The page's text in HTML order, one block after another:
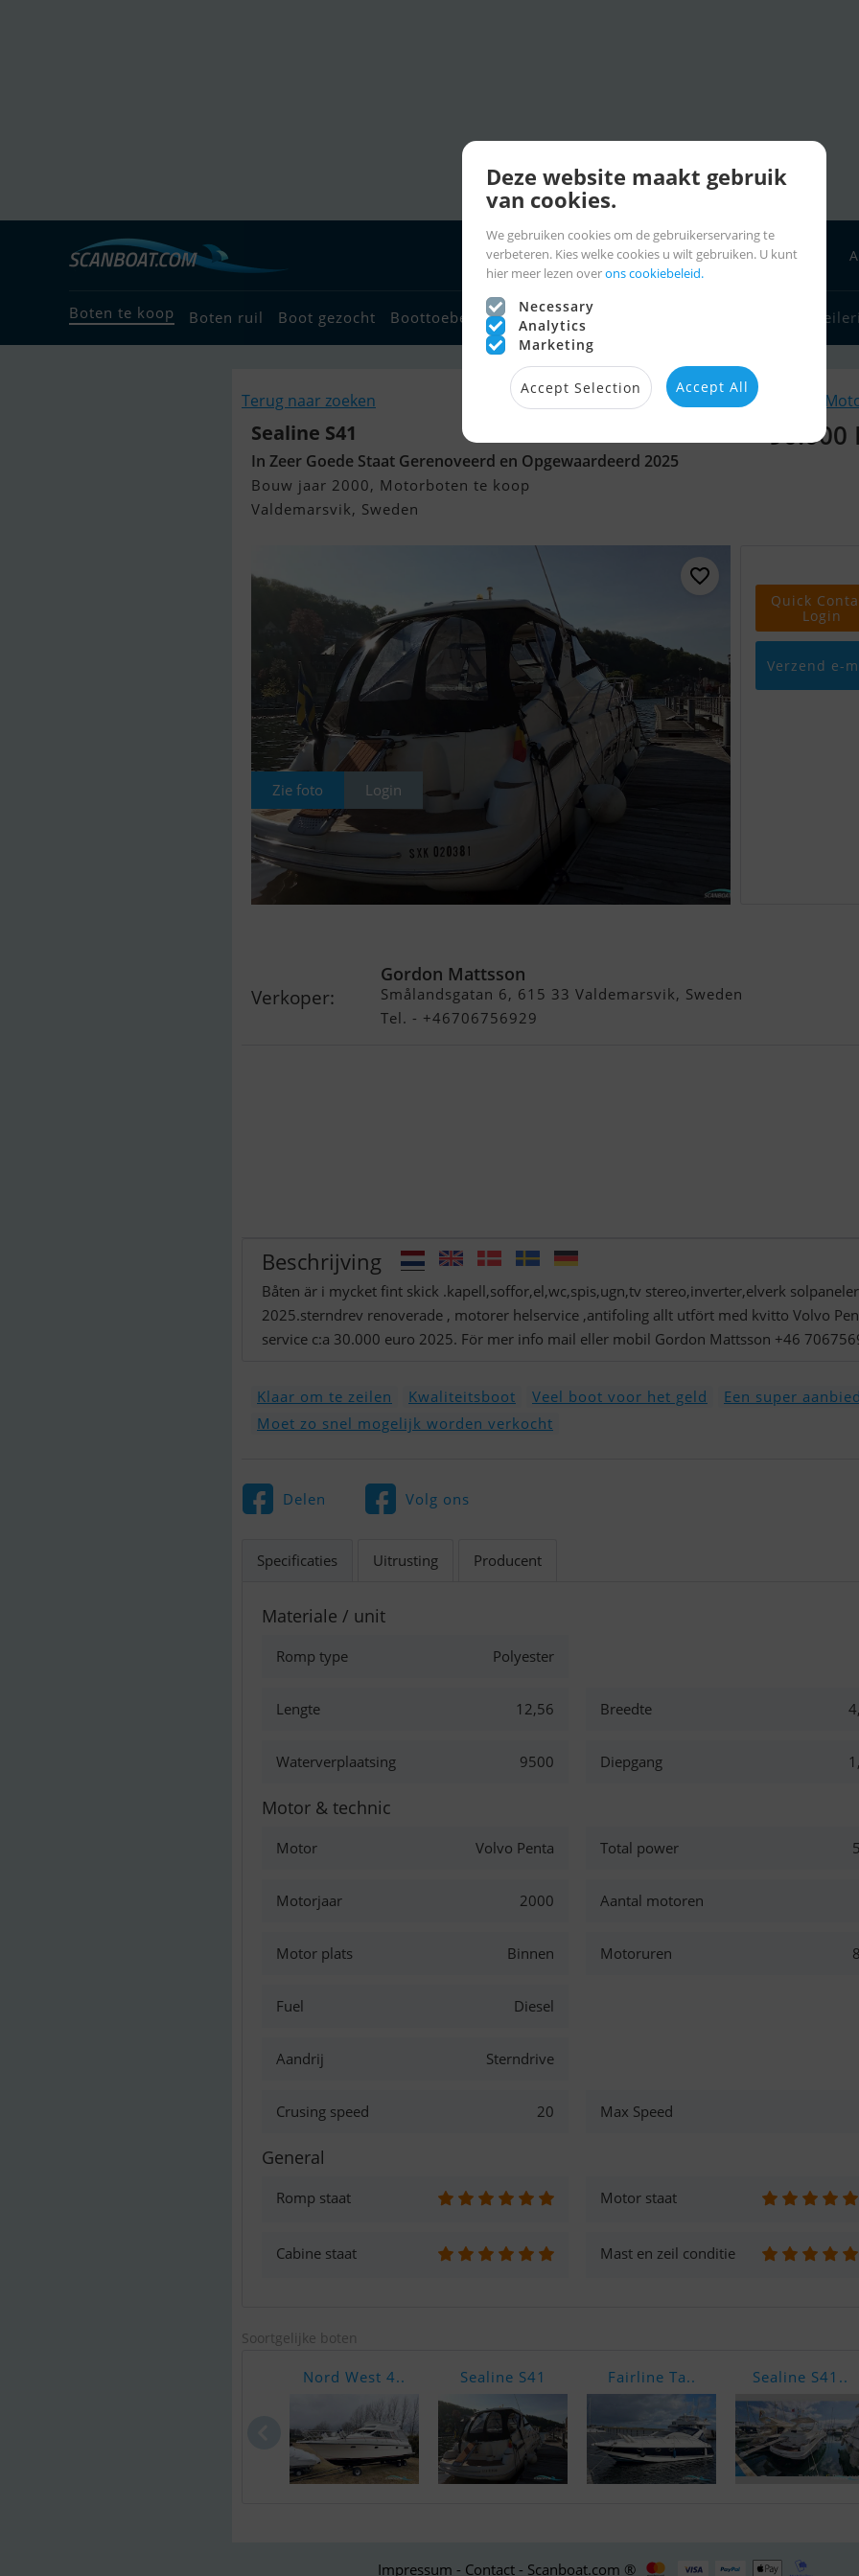
Boten te koop Boten ruil Boot gezocht Boottoebehoren Bootverkopers
Terug naar zoeken Soortgelijk
Sealine S41
In Zeer Goede Staat Gerenoveerd en Opgewaardeerd 2025
Bouw jaar 2000, Motorboten te koop
Valdemarsvik, Sweden
90.000
Zie foto Login
Quick
Login
Verzend e-
Verkoper:
Gordon Mattsson
Smålandsgatan 6, 615 33 Valdemarsvik, Sweden
Tel. - +46706756929
Beschrijving
Båten är i mycket fint skick .kapell,soffor,el,wc,spis,ugn,tv stereo,inverter,elverk
2025.sterndrev renoverade , motorer helservice ,antifoling allt utfört med kvitto Volvo
service c:a 30.000 euro 2025. För mer info mail eller mobil Gordon Mattsson +46
Klaar om te zeilen Kwaliteitsboot Veel boot voor het geld
Een super
Moet zo snel mogelijk worden verkocht
Delen Volg ons
Specificaties Uitrusting Producent
Materiale / unit
Romp type Polyester
Lengte 12,56 Breedte
Waterverplaatsing 9500 Diepgang
Motor & technic
Motor Volvo Penta Total power
Motorjaar 2000 Aantal motoren
Motor plats Binnen Motoruren
Fuel Diesel
Aandrij Sterndrive
Crusing speed 20 Max Speed
General
Romp staat Motor staat
Cabine staat Mast en zeil conditie
Soortgelijke boten
Nord West 4.. Sealine S41 Fairline Ta.. Sealine S41..
Impressum - Contact - Scanboat.com ®
Deze website maakt gebruik
van cookies.
We gebruiken cookies om de gebruikerservaring te
verbeteren. Kies welke cookies u wilt gebruiken. U kunt
hier meer lezen overons cookiebeleid.
Necessary
Analytics
Marketing
Accept Selection Accept All